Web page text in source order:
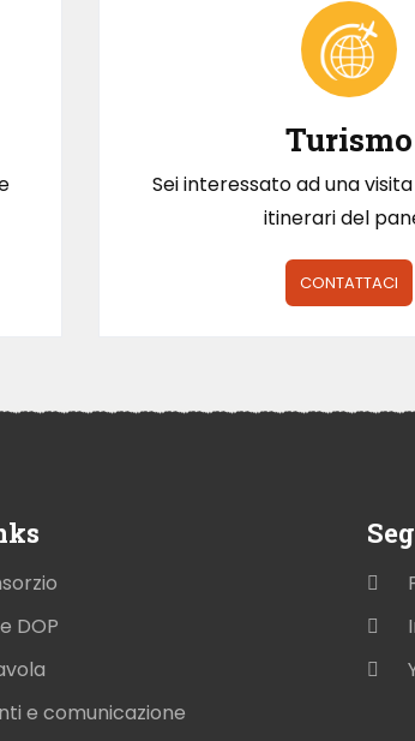
Turismo
Sei interessato ad una
itinerari del
CONTATTACI
DOP
e comunicazione